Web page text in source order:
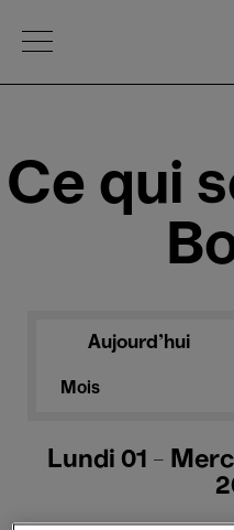
Open Menu
Ce qui
Aujourd'hui
Mois
Lundi 01 -